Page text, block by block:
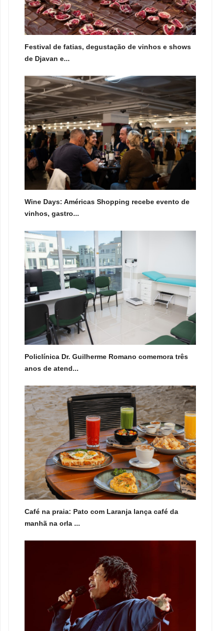
Festival de fatias, degustação de vinhos e shows
de Djavan e...
Wine Days: Américas Shopping recebe evento de
vinhos, gastro...
Policlínica Dr. Guilherme Romano comemora três
anos de atend...
Café na praia: Pato com Laranja lança café da
manhã na orla ...